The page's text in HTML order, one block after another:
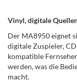
Vinyl, digitale
Der MA8950 eignet
digitale Zuspieler,
kompatible
werden, was die
macht.